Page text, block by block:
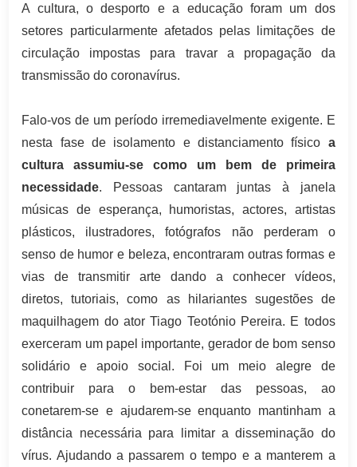
A cultura, o desporto e a educação foram um dos
setores particularmente afetados pelas limitações de
circulação impostas para travar a propagação da
transmissão do coronavírus.
Falo-vos de um período irremediavelmente exigente. E
nesta fase de isolamento e distanciamento físico a
cultura assumiu-se como um bem de primeira
necessidade. Pessoas cantaram juntas à janela
músicas de esperança, humoristas, actores, artistas
plásticos, ilustradores, fotógrafos não perderam o
senso de humor e beleza, encontraram outras formas e
vias de transmitir arte dando a conhecer vídeos,
diretos, tutoriais, como as hilariantes sugestões de
maquilhagem do ator Tiago Teotónio Pereira. E todos
exerceram um papel importante, gerador de bom senso
solidário e apoio social. Foi um meio alegre de
contribuir para o bem-estar das pessoas, ao
conetarem-se e ajudarem-se enquanto mantinham a
distância necessária para limitar a disseminação do
vírus. Ajudando a passarem o tempo e a manterem a